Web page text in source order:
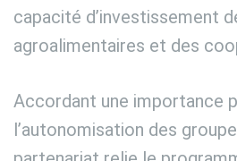
capacité d’investissement
agroalimentaires et des
Accordant une importance
l’autonomisation des